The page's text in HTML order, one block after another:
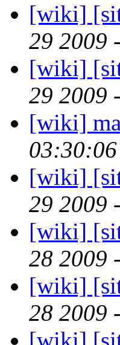
[wiki]
29 2009
[wiki]
29 2009
[wiki]
[wiki]
29 2009
[wiki]
28 2009
[wiki]
28 2009
[wiki]